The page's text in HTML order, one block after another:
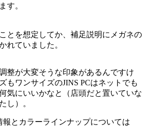
す。
とを想定してか、補足説明にメガネの
れていました。
整が大変そうな印象があるんですけ
もワンサイズのJINS PCはネットでも
気にいいかなと（店頭だと置いていな
し）。
報とカラーラインナップについては